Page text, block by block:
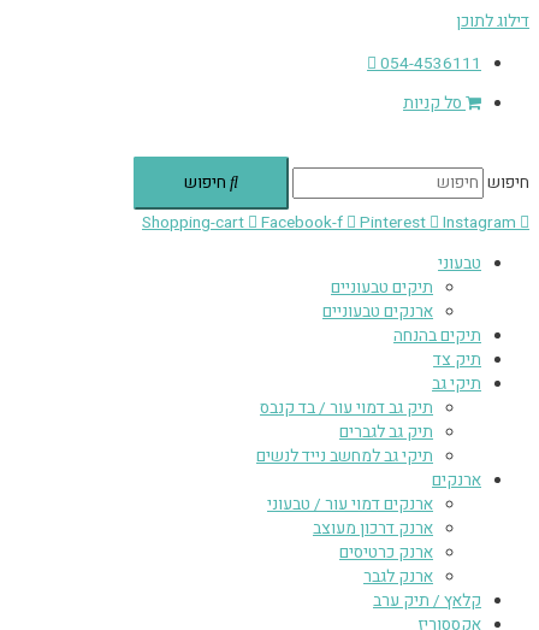
דילוג לתוכן
054-4536111
סל קניות
חיפוש
חיפוש
Shopping-cart
Facebook-f Pinterest
Instagram
טבעוני
תיקים טבעוניים
ארנקים טבעוניים
תיקים בהנחה
תיק צד
תיקי גב
תיק גב דמוי עור / בד קנבס
תיק גב לגברים
תיקי גב למחשב נייד לנשים
ארנקים
ארנקים דמוי עור / טבעוני
ארנק דרכון מעוצב
ארנק כרטיסים
ארנק לגבר
קלאץ / תיק ערב
אקססוריז